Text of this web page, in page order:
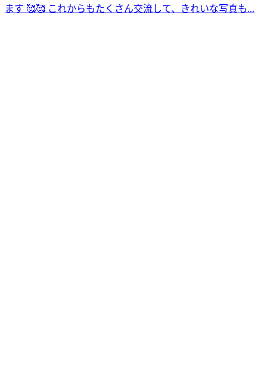
ます 🥰🥰 これからもたくさん交流して、きれいな写真も...